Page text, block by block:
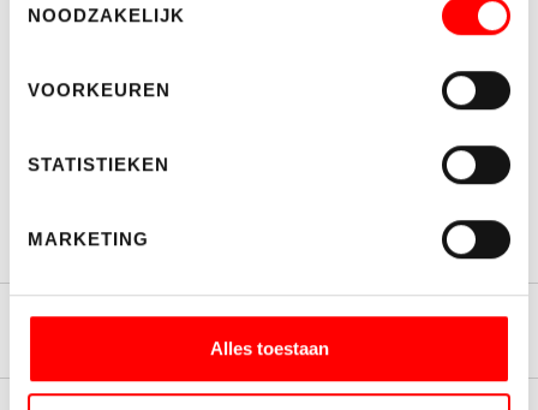
NOODZAKELIJK
VOORKEUREN
STATISTIEKEN
MARKETING
Alles toestaan
Ik ga akkoord met de
algemene voorwaarden